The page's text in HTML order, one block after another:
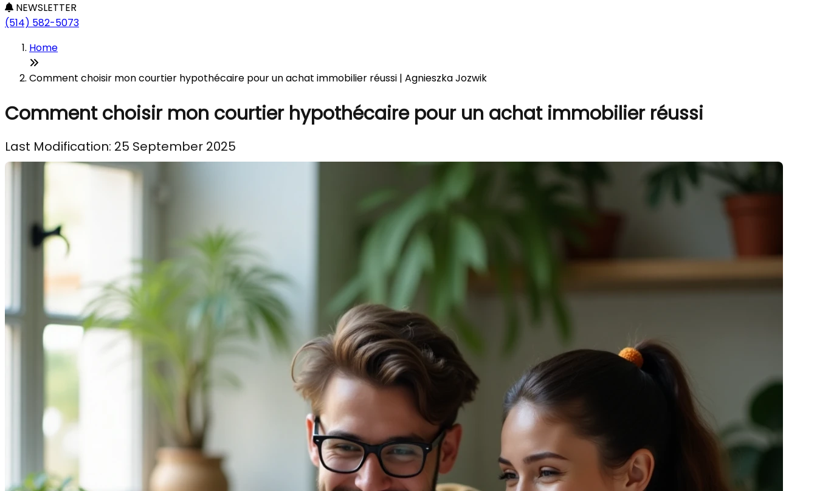
NEWSLETTER
(514) 582-5073
Home
Comment choisir mon courtier hypothécaire pour un achat immobilier réussi | Agnieszka Jozwik
Comment choisir mon courtier hypothécaire pour un achat immobilier réussi
Last Modification: 25 September 2025